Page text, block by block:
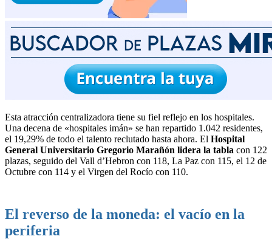
Esta atracción centralizadora tiene su fiel reflejo en los hospitales.
Una decena de «hospitales imán» se han repartido 1.042 residentes,
el 19,29% de todo el talento reclutado hasta ahora. El Hospital
General Universitario Gregorio Marañón lidera la tabla con 122
plazas, seguido del Vall d’Hebron con 118, La Paz con 115, el 12 de
Octubre con 114 y el Virgen del Rocío con 110.
El reverso de la moneda: el vacío en la
periferia